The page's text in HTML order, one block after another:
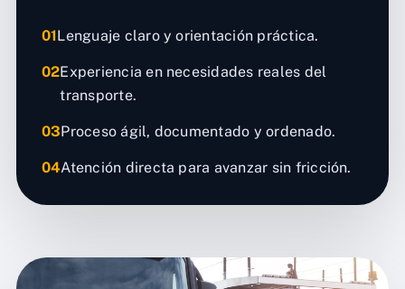
01Lenguaje claro y orientación práctica.
02Experiencia en necesidades reales del
transporte.
03Proceso ágil, documentado y ordenado.
04Atención directa para avanzar sin fricción.